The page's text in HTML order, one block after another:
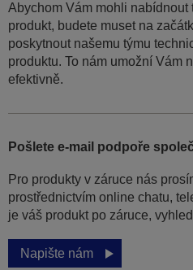
Abychom Vám mohli
produkt, budete muset na
poskytnout našemu týmu
produktu. To nám umožní Vám
efektivně.
Pošlete e-mail podpoře
Pro produkty v záruce nás
prostřednictvím online chatu,
je váš produkt po záruce,
Napište nám